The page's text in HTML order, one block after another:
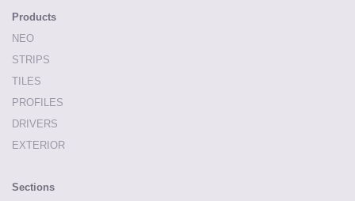
Products
NEO
STRIPS
TILES
PROFILES
DRIVERS
EXTERIOR
Sections